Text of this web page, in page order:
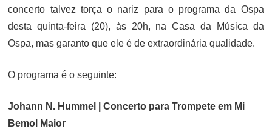
concerto talvez torça o nariz para o programa da Ospa
desta quinta-feira (20), às 20h, na Casa da Música da
Ospa, mas garanto que ele é de extraordinária qualidade.
O programa é o seguinte:
Johann N. Hummel | Concerto para Trompete em Mi
Bemol Maior